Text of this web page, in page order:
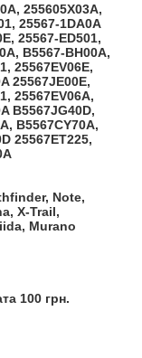
255605X03A,
25567-1DA0A
25567-ED501,
B5567-BH00A,
25567EV06E,
25567JE00E,
25567EV06A,
B5567JG40D,
B5567CY70A,
25567ET225,
Note,
X-Trail,
Murano
100 грн.